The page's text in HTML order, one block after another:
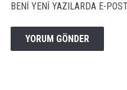
BENI YENI YAZILARDA E-